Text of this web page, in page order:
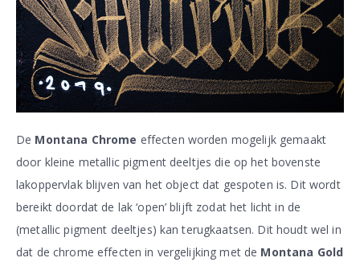
De Montana Chrome effecten worden mogelijk gemaakt
door kleine metallic pigment deeltjes die op het bovenste
lakoppervlak blijven van het object dat gespoten is. Dit wordt
bereikt doordat de lak ‘open’ blijft zodat het licht in de
(metallic pigment deeltjes) kan terugkaatsen. Dit houdt wel in
dat de chrome effecten in vergelijking met de Montana Gold